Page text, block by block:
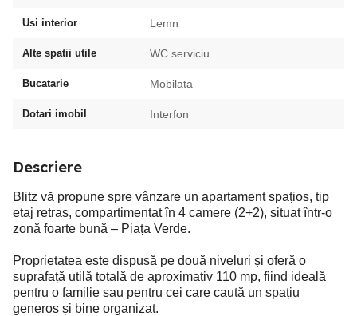
Usi interior Lemn
Alte spatii utile WC serviciu
Bucatarie Mobilata
Dotari imobil Interfon
Descriere
Blitz vă propune spre vânzare un apartament spațios, tip
etaj retras, compartimentat în 4 camere (2+2), situat într-o
zonă foarte bună – Piața Verde.
Proprietatea este dispusă pe două niveluri și oferă o
suprafață utilă totală de aproximativ 110 mp, fiind ideală
pentru o familie sau pentru cei care caută un spațiu
generos și bine organizat.